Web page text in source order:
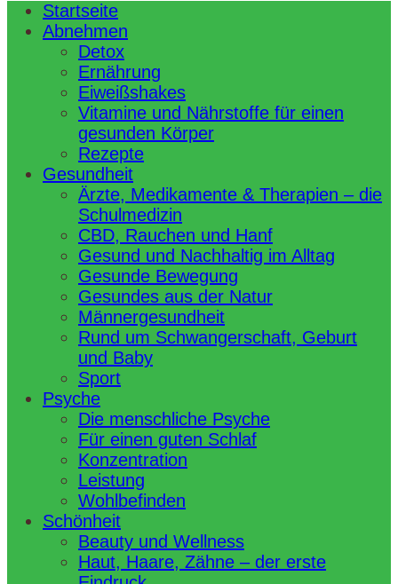
Startseite
Abnehmen
Detox
Ernährung
Eiweißshakes
Vitamine und Nährstoffe für einen
gesunden Körper
Rezepte
Gesundheit
Ärzte, Medikamente & Therapien – die
Schulmedizin
CBD, Rauchen und Hanf
Gesund und Nachhaltig im Alltag
Gesunde Bewegung
Gesundes aus der Natur
Männergesundheit
Rund um Schwangerschaft, Geburt
und Baby
Sport
Psyche
Die menschliche Psyche
Für einen guten Schlaf
Konzentration
Leistung
Wohlbefinden
Schönheit
Beauty und Wellness
Haut, Haare, Zähne – der erste